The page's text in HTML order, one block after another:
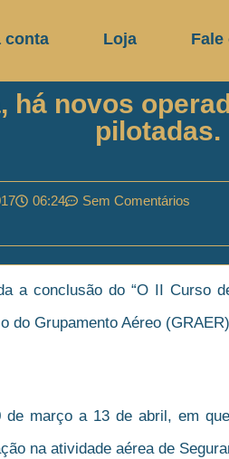
conta Loja
há novos
pilotadas.
06:24 Sem Comentários
a conclusão do “O II Curso
do Grupamento Aéreo
março a 13 de abril, em
na atividade aérea de